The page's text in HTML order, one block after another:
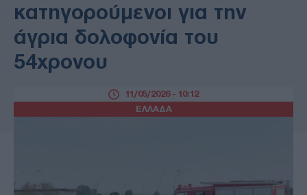
ΕΚΚΛΗΣΙΑ
ΑΜΥΝΑ
ΔΙΕΘΝΗ
ΚΥΠΡΟΣ
MEDIA
AUTO - MOTO
ΓΑΣΤΡΟΝΟΜΙΑ
κατηγορούμενοι για την
άγρια δολοφονία του
54χρονου
ΕΛΛΑΔΑ
11/05/2026 - 10:12